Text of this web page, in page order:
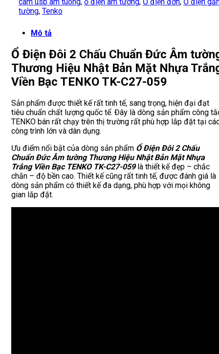
cam usb am tuong, ổ điện âm tường, Ổ điện đơn, Ổ điện
tường, Tenko
Mô tả
Ổ Điện Đôi 2 Chấu Chuẩn Đức Âm
Thương Hiệu Nhật Bản Mặt Nhựa
Viền Bạc TENKO TK-C27-059
Sản phẩm được thiết kế rất tinh tế, sang trọng, hiện đại đạt
tiêu chuẩn chất lượng quốc tế. Đây là dòng sản phẩm công
TENKO bán rất chạy trên thị trường rất phù hợp lắp đặt tại
công trình lớn và dân dụng.
Ưu điểm nổi bật của dòng sản phẩm Ổ Điện Đôi 2 Chấu
Chuẩn Đức Âm tường Thương Hiệu Nhật Bản Mặt Nhựa
Trắng Viền Bạc TENKO TK-C27-059là thiết kế đẹp – chắc
chắn – độ bền cao. Thiết kế cũng rất tinh tế, được đánh giá là
dòng sản phẩm có thiết kế đa dạng, phù hợp với mọi không
gian lắp đặt.